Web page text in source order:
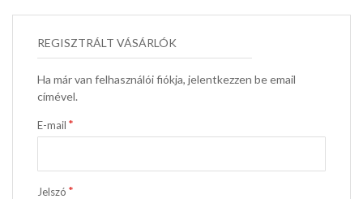
REGISZTRÁLT VÁSÁRLÓK
Ha már van felhasználói fiókja, jelentkezzen be email
címével.
E-mail
Jelszó